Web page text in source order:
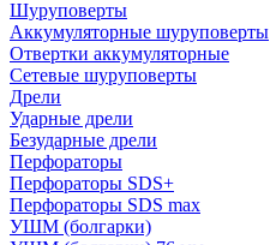
Шуруповерты
Аккумуляторные шуруповерты
Отвертки аккумуляторные
Сетевые шуруповерты
Дрели
Ударные дрели
Безударные дрели
Перфораторы
Перфораторы SDS+
Перфораторы SDS max
УШМ (болгарки)